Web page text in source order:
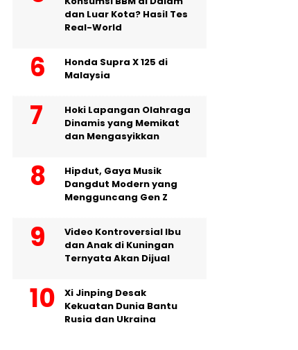
dan Luar Kota? Hasil Tes
Real-World
Honda Supra X 125 di
Malaysia
Hoki Lapangan Olahraga
Dinamis yang Memikat
dan Mengasyikkan
Hipdut, Gaya Musik
Dangdut Modern yang
Mengguncang Gen Z
Video Kontroversial Ibu
dan Anak di Kuningan
Ternyata Akan Dijual
Xi Jinping Desak
Kekuatan Dunia Bantu
Rusia dan Ukraina